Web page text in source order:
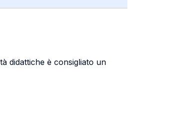
didattiche è consigliato un